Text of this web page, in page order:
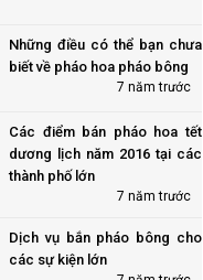
Những điều có thể bạn chưa
biết về pháo hoa pháo bông
7 năm trước
Các điểm bán pháo hoa tết
dương lịch năm 2016 tại các
thành phố lớn
7 năm trước
Dịch vụ bắn pháo bông cho
các sự kiện lớn